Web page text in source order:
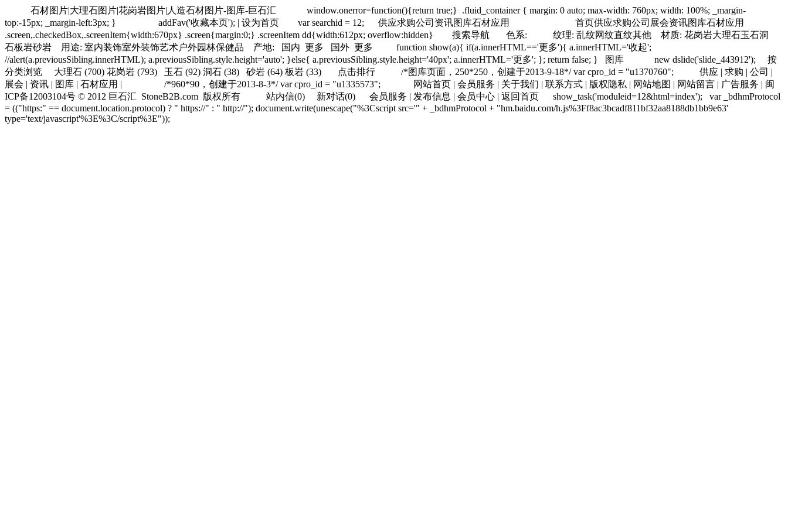
石材图片|大理石图片|花岗岩图片|人造石材图片-图库-巨石汇 window.onerror=function(){return true;} .fluid_container { margin: 0 auto; max-width: 760px; width: 100%; _margin-
top:-15px; _margin-left:3px; }
addFav('收藏本页'); | 设为首页 var searchid = 12; 供应求购公司 资讯图库石材应用 首页供应求购公司 展会资讯图库石材应用
.screen,.checkedBox,.screenItem{width:670px} .screen{margin:0;} .screenItem dd{width:612px; overflow:hidden}
搜索导航 色系: 纹理: 乱纹网纹直纹其他 材质: 花岗岩大理石玉石洞
石板岩砂岩 用途: 室内装饰室外装饰艺术户外园林保健品 产地: 国内 更多 国外 更多
function show(a){ if(a.innerHTML=='更多'){ a.innerHTML='收起';
//alert(a.previousSibling.innerHTML); a.previousSibling.style.height='auto'; }else{ a.previousSibling.style.height='40px'; a.innerHTML='更多'; }; return false; }
图库 new dslide('slide_443912');
按
分类浏览
大理石 (700) 花岗岩 (793) 玉石 (92) 洞石 (38) 砂岩 (64) 板岩 (33) 点击排行 /*图库页面，250*250，创建于2013-9-18*/ var cpro_id = "u1370760"; 供应 | 求购 | 公司 |
展会 | 资讯 | 图库 | 石材应用 | /*960*90，创建于2013-8-3*/ var cpro_id = "u1335573"; 网站首页 | 会员服务 | 关于我们 | 联系方式 | 版权隐私 | 网站地图 | 网站留言 | 广告服务 | 闽
ICP备12003104号 © 2012 巨石汇 StoneB2B.com 版权所有 站内信 (0 ) 新对话 (0 ) 会员服务 | 发布信息 | 会员中心 | 返回首页 show_task('moduleid=12&html=index');
var _bdhmProtocol
= (("https:" == document.location.protocol) ? " https://" : " http://"); document.write(unescape("%3Cscript src='" + _bdhmProtocol + "hm.baidu.com/h.js%3Ff8ac3bcadf811bf32aa8188db1bb9e63'
type='text/javascript'%3E%3C/script%3E"));